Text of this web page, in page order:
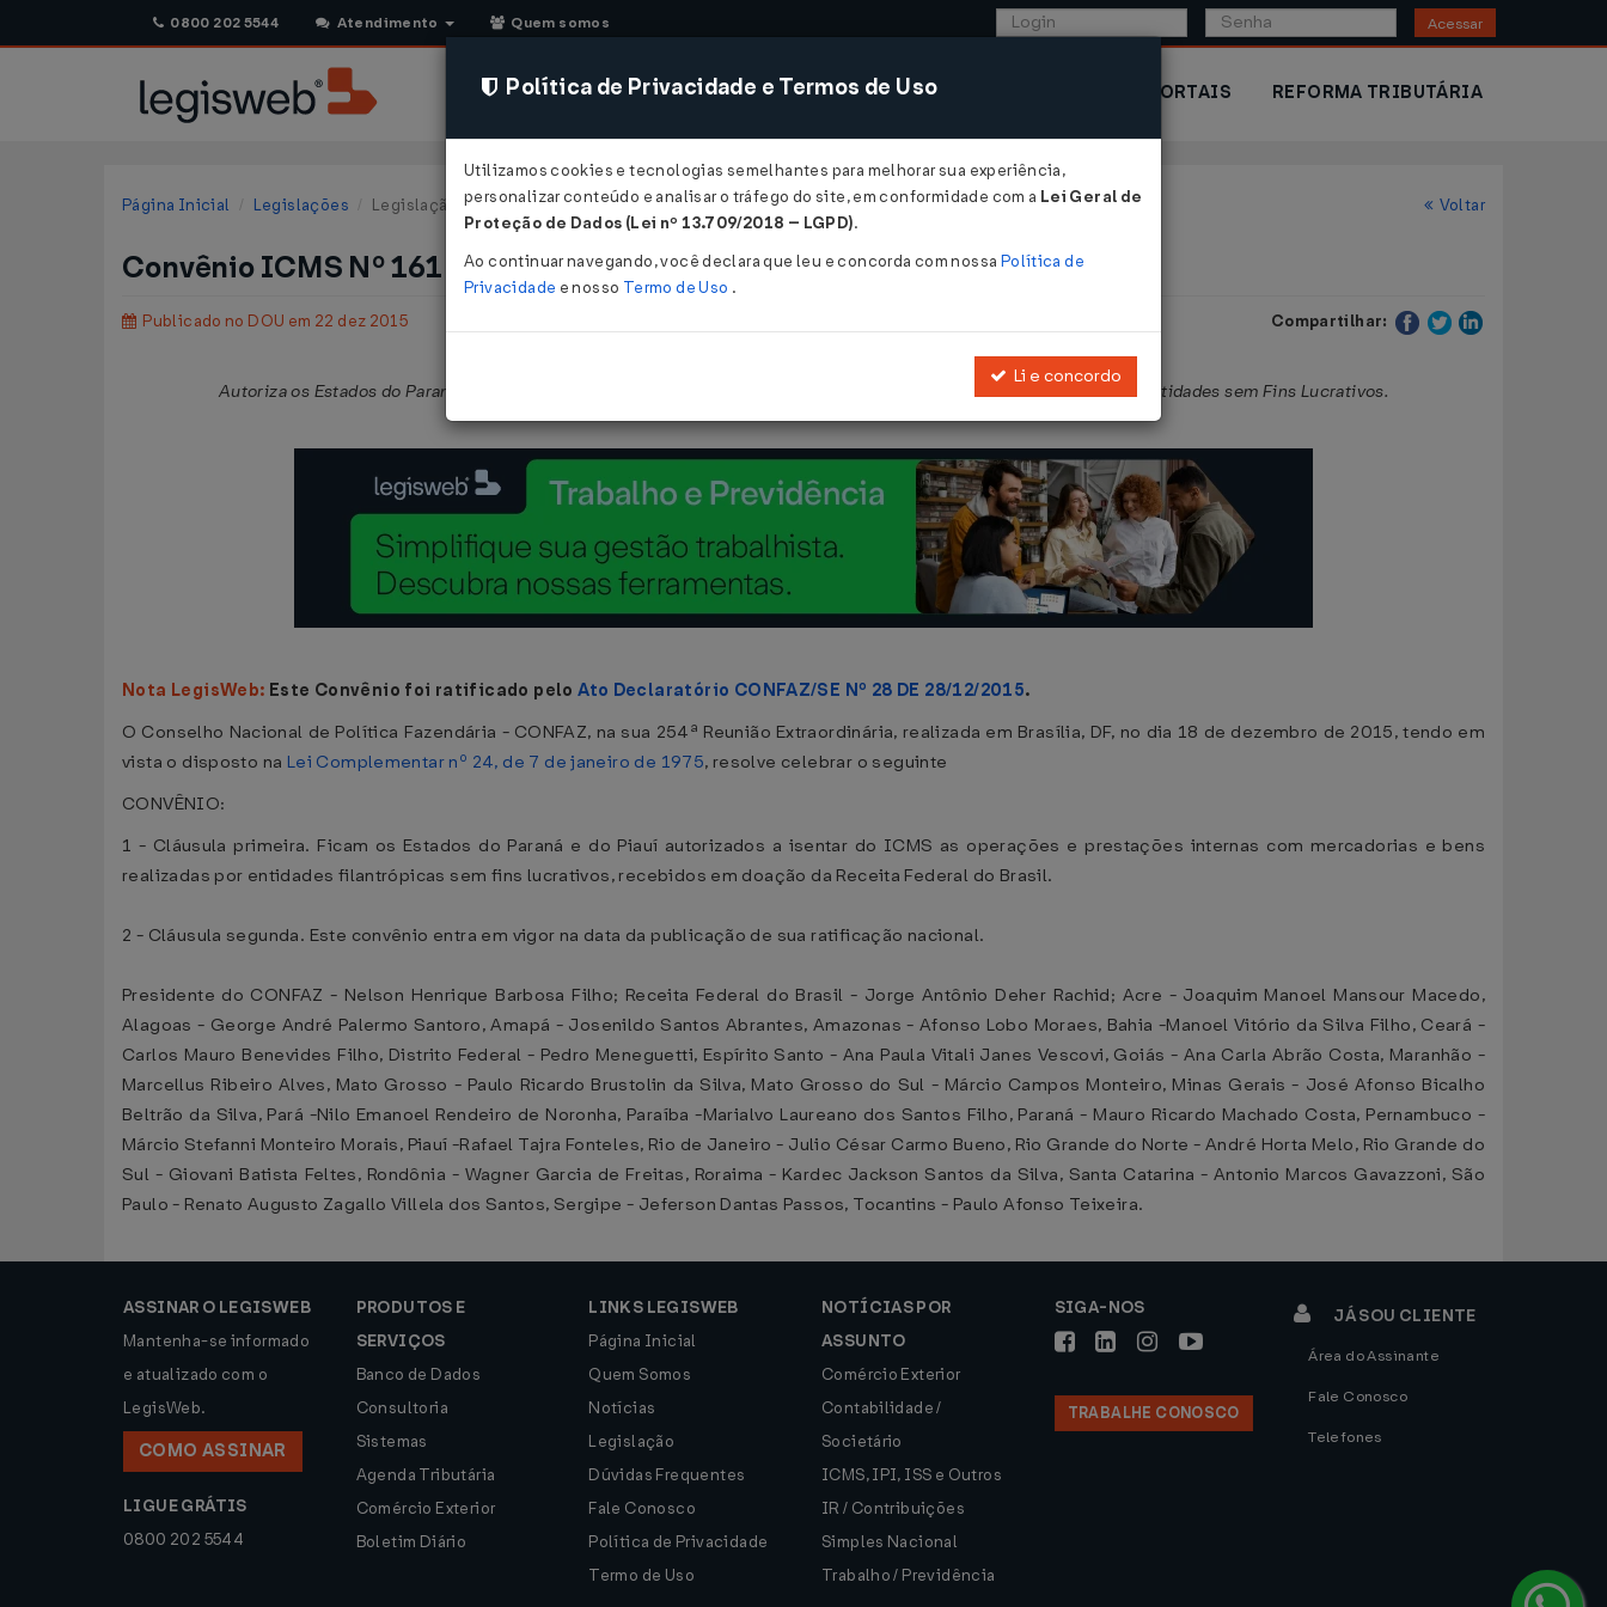
0800 202 5544 Atendimento Quem somos Acessar
CONSULTORIA SISTEMAS COMÉRCIO EXTERIOR PORTAIS REFORMA TRIBUTÁRIA
Página Inicial Legislações Legislação Federal Voltar
Convênio ICMS Nº 161 DE 18/12/2015
Publicado no DOU em 22 dez 2015 Compartilhar:
Autoriza os Estados do Paraná e do Piauí a isentar do ICMS as saídas internas de mercadorias e bens recebidos por Entidades sem Fins Lucrativos.
Nota LegisWeb: Este Convênio foi ratificado peloAto Declaratório CONFAZ/SE Nº 28 DE 28/12/2015.
O Conselho Nacional de Política Fazendária - CONFAZ, na sua 254ª Reunião Extraordinária, realizada em Brasília, DF, no dia 18 de dezembro de 2015, tendo em
vista o disposto na Lei Complementar nº 24, de 7 de janeiro de 1975, resolve celebrar o seguinte
CONVÊNIO:
1 - Cláusula primeira. Ficam os Estados do Paraná e do Piauí autorizados a isentar do ICMS as operações e prestações internas com mercadorias e bens
realizadas por entidades filantrópicas sem fins lucrativos, recebidos em doação da Receita Federal do Brasil.
2 - Cláusula segunda. Este convênio entra em vigor na data da publicação de sua ratificação nacional.
Presidente do CONFAZ - Nelson Henrique Barbosa Filho; Receita Federal do Brasil - Jorge Antônio Deher Rachid; Acre - Joaquim Manoel Mansour Macedo,
Alagoas - George André Palermo Santoro, Amapá - Josenildo Santos Abrantes, Amazonas - Afonso Lobo Moraes, Bahia -Manoel Vitório da Silva Filho, Ceará -
Carlos Mauro Benevides Filho, Distrito Federal - Pedro Meneguetti, Espírito Santo - Ana Paula Vitali Janes Vescovi, Goiás - Ana Carla Abrão Costa, Maranhão -
Marcellus Ribeiro Alves, Mato Grosso - Paulo Ricardo Brustolin da Silva, Mato Grosso do Sul - Márcio Campos Monteiro, Minas Gerais - José Afonso Bicalho
Beltrão da Silva, Pará -Nilo Emanoel Rendeiro de Noronha, Paraíba -Marialvo Laureano dos Santos Filho, Paraná - Mauro Ricardo Machado Costa, Pernambuco -
Márcio Stefanni Monteiro Morais, Piauí -Rafael Tajra Fonteles, Rio de Janeiro - Julio César Carmo Bueno, Rio Grande do Norte - André Horta Melo, Rio Grande do
Sul - Giovani Batista Feltes, Rondônia - Wagner Garcia de Freitas, Roraima - Kardec Jackson Santos da Silva, Santa Catarina - Antonio Marcos Gavazzoni, São
Paulo - Renato Augusto Zagallo Villela dos Santos, Sergipe - Jeferson Dantas Passos, Tocantins - Paulo Afonso Teixeira.
ASSINAR O LEGISWEB
Mantenha-se informado
e atualizado com o
LegisWeb.
COMO ASSINAR
LIGUE GRÁTIS
0800 202 5544
PRODUTOS E
SERVIÇOS
Banco de Dados
Consultoria
Sistemas
Agenda Tributária
Comércio Exterior
Boletim Diário
LINKS LEGISWEB
Página Inicial
Quem Somos
Notícias
Legislação
Dúvidas Frequentes
Fale Conosco
Política de Privacidade
Termo de Uso
NOTÍCIAS POR
ASSUNTO
Comércio Exterior
Contabilidade /
Societário
ICMS, IPI, ISS e Outros
IR / Contribuições
Simples Nacional
Trabalho / Previdência
SIGA-NOS
TRABALHE CONOSCO
JÁ SOU CLIENTE
Área do Assinante
Fale Conosco
Telefones
Política de Privacidade e Termos de Uso
Utilizamos cookies e tecnologias semelhantes para melhorar sua experiência,
personalizar conteúdo e analisar o tráfego do site, em conformidade com a Lei Geral de
Proteção de Dados (Lei nº 13.709/2018 – LGPD).
Ao continuar navegando, você declara que leu e concorda com nossa Política de
Privacidade e nosso Termo de Uso .
Li e concordo